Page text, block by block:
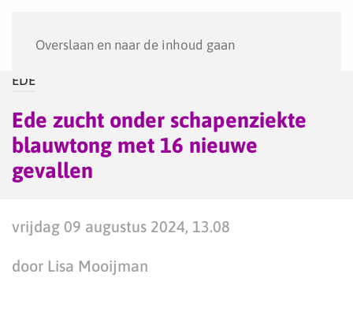
Overslaan en naar de inhoud gaan
EDE
Ede zucht onder schapenziekte
blauwtong met 16 nieuwe
gevallen
vrijdag 09 augustus 2024, 13.08
door Lisa Mooijman